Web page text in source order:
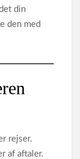
din
den med
rejser.
af aftaler.